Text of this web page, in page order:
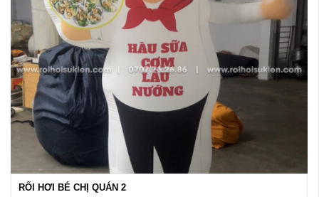
RỐI HƠI BÉ CHỊ QUÁN 2